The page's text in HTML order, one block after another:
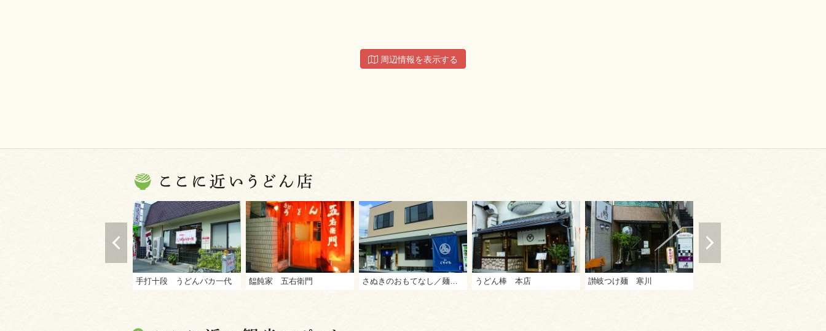
周辺情報を表示する
手打十段 うどんバカ一代 饂飩家 五右衛門 さぬきのおもてなし／麺匠 くすがみ うどん棒 本店 讃岐つけ麺 寒川